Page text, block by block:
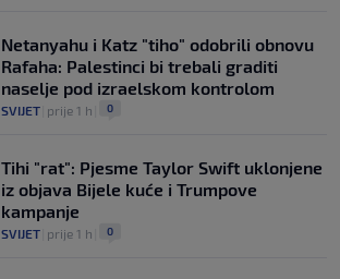
Netanyahu i Katz "tiho" odobrili obnovu
Rafaha: Palestinci bi trebali graditi
naselje pod izraelskom kontrolom
SVIJET prije 1 h 0
Tihi "rat": Pjesme Taylor Swift uklonjene
iz objava Bijele kuće i Trumpove
kampanje
SVIJET prije 1 h 0